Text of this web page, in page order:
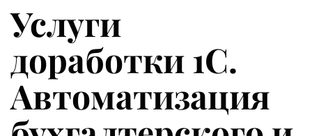
Услуги
доработки 1С.
Автоматизация